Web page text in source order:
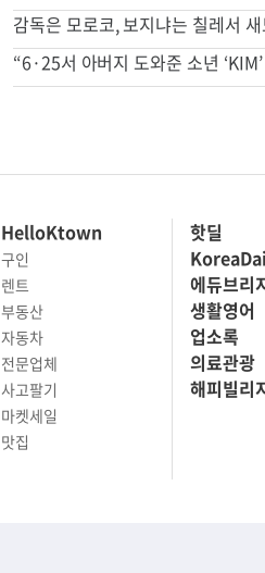
“6·25서 아버지 도와준 소년
HelloKtown
구인
렌트
부동산
자동차
전문업체
사고팔기
마켓세일
맛집
핫딜
에듀브리
생활영어
업소록
의료관광
해피빌리